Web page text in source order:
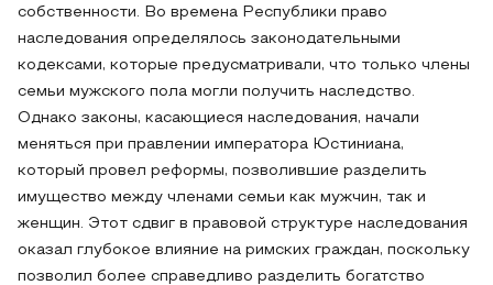
собственности. Во времена Республики право
наследования определялось законодательными
кодексами, которые предусматривали, что только члены
семьи мужского пола могли получить наследство.
Однако законы, касающиеся наследования, начали
меняться при правлении императора Юстиниана,
который провел реформы, позволившие разделить
имущество между членами семьи как мужчин, так и
женщин. Этот сдвиг в правовой структуре наследования
оказал глубокое влияние на римских граждан, поскольку
позволил более справедливо разделить богатство